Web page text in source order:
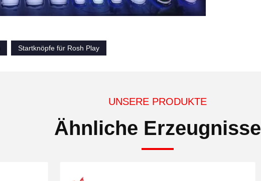
Startknöpfe für Rosh Play
UNSERE PRODUKTE
Ähnliche Erzeugnisse